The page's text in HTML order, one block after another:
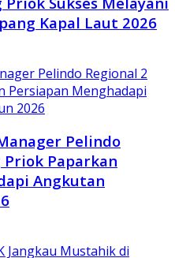
Kapal Laut 2026
Pelindo
Priok Paparkan
Angkutan